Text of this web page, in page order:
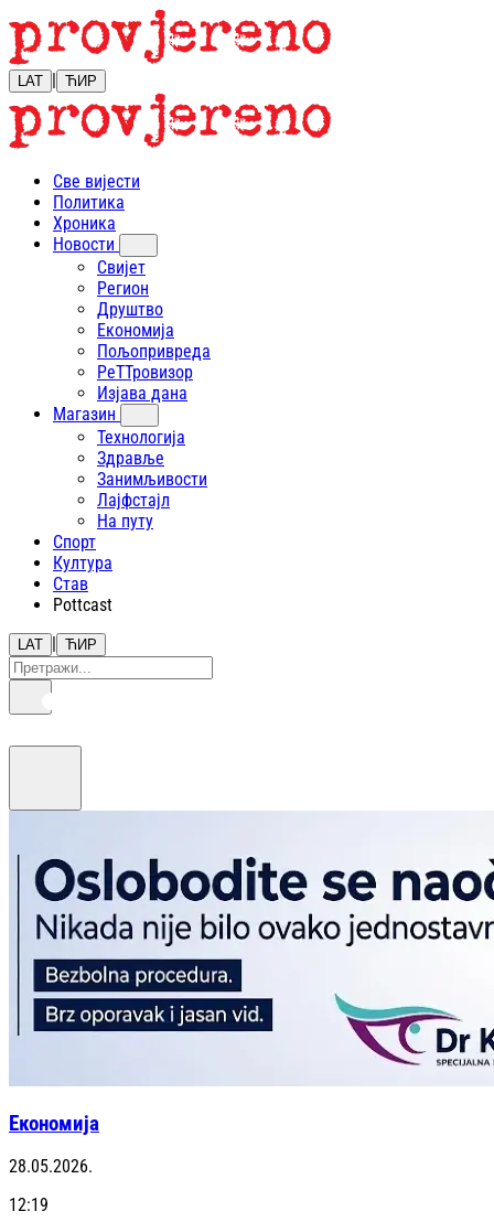
LAT | ЋИР
Све вијести
Политика
Хроника
Новости
Свијет
Регион
Друштво
Економија
Пољопривреда
РеТТровизор
Изјава дана
Магазин
Технологија
Здравље
Занимљивости
Лајфстajл
На путу
Спорт
Култура
Став
Pottcast
LAT | ЋИР
Економија
28.05.2026.
12:19